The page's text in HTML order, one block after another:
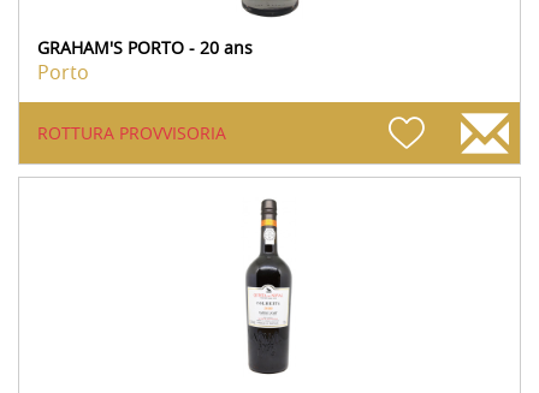
GRAHAM'S PORTO - 20 ans
Porto
ROTTURA PROVVISORIA